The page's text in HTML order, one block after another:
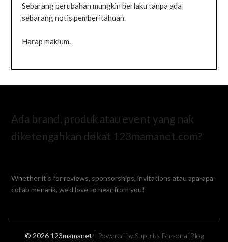
Sebarang perubahan mungkin berlaku tanpa ada
sebarang notis pemberitahuan.
Harap maklum.
Ada brand, produk atau event yang nak
diketengahkan dekat 123mamanet.com?
Whether it’s for reviews, sponsorships, invitations atau apa-apa
collab menarik, we’d love to hear from you!
© 2026 123mamanet | Powered by Superbs Personal Blog